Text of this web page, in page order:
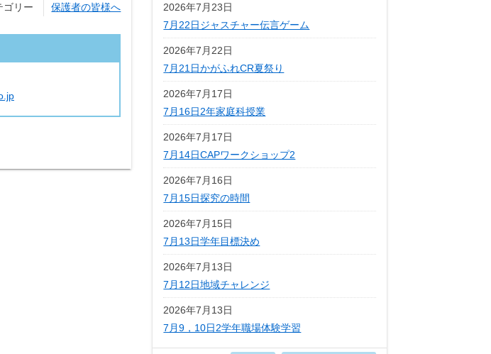
ゴリー 保護者の皆様へ
2026年7月23日
7月22日ジャスチャー伝言ゲーム
2026年7月22日
7月21日かがふれCR夏祭り
2026年7月17日
7月16日2年家庭科授業
2026年7月17日
7月14日CAPワークショップ2
2026年7月16日
7月15日探究の時間
2026年7月15日
7月13日学年目標決め
2026年7月13日
7月12日地域チャレンジ
2026年7月13日
7月9，10日2学年職場体験学習